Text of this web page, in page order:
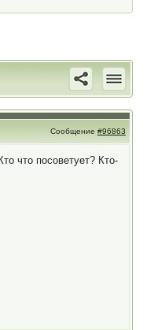
Сообщение #96863
что посоветует? Кто-